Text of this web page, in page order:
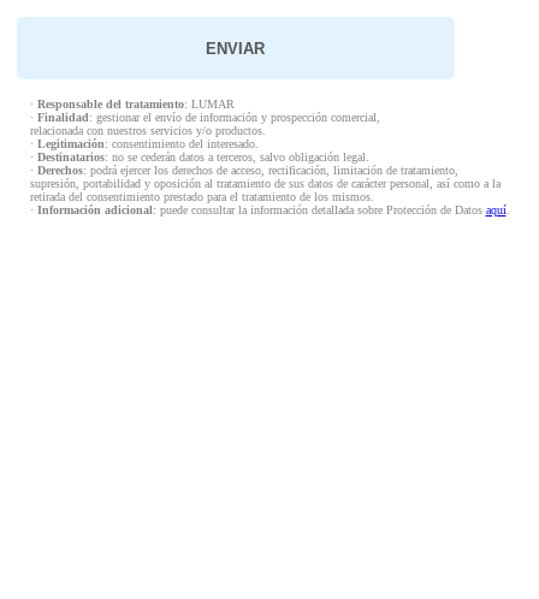
· Responsable del tratamiento: LUMAR
· Finalidad: gestionar el envío de información y prospección comercial,
relacionada con nuestros servicios y/o productos.
· Legitimación: consentimiento del interesado.
· Destinatarios: no se cederán datos a terceros, salvo obligación legal.
· Derechos: podrá ejercer los derechos de acceso, rectificación, limitación de tratamiento,
supresión, portabilidad y oposición al tratamiento de sus datos de carácter personal, así como a la
retirada del consentimiento prestado para el tratamiento de los mismos.
· Información adicional: puede consultar la información detallada sobre Protección de Datos aquí.